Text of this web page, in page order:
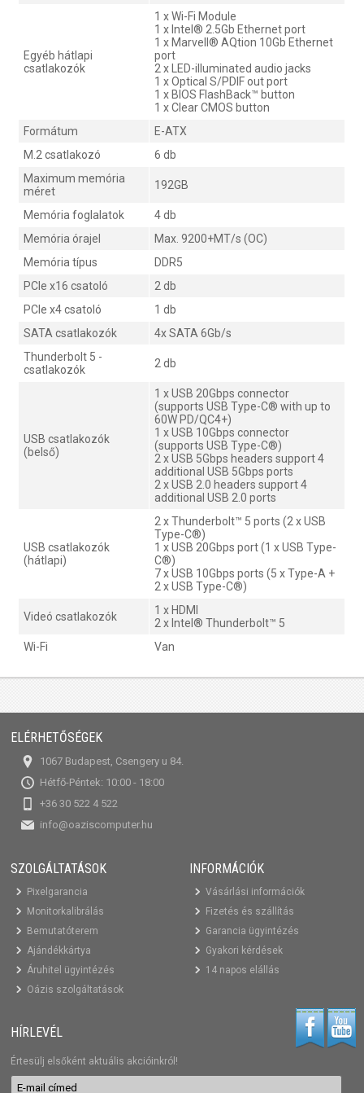
Egyéb hátlapi
csatlakozók
1 x Wi-Fi Module
1 x Intel® 2.5Gb Ethernet port
1 x Marvell® AQtion 10Gb Ethernet
port
2 x LED-illuminated audio jacks
1 x Optical S/PDIF out port
1 x BIOS FlashBack™ button
1 x Clear CMOS button
Formátum
E-ATX
M.2 csatlakozó
6 db
Maximum memória
méret
192GB
Memória foglalatok
4 db
Memória órajel
Max. 9200+MT/s (OC)
Memória típus
DDR5
PCIe x16 csatoló
2 db
PCIe x4 csatoló
1 db
SATA csatlakozók
4x SATA 6Gb/s
Thunderbolt 5 -
csatlakozók
2 db
USB csatlakozók
(belső)
1 x USB 20Gbps connector
(supports USB Type-C® with up to
60W PD/QC4+)
1 x USB 10Gbps connector
(supports USB Type-C®)
2 x USB 5Gbps headers support 4
additional USB 5Gbps ports
2 x USB 2.0 headers support 4
additional USB 2.0 ports
USB csatlakozók
(hátlapi)
2 x Thunderbolt™ 5 ports (2 x USB
Type-C®)
1 x USB 20Gbps port (1 x USB Type-
C®)
7 x USB 10Gbps ports (5 x Type-A +
2 x USB Type-C®)
Videó csatlakozók
1 x HDMI
2 x Intel® Thunderbolt™ 5
Wi-Fi
Van
ELÉRHETŐSÉGEK
1067 Budapest, Csengery u 84.
Hétfő-Péntek: 10:00 - 18:00
+36 30 522 4 522
info@oaziscomputer.hu
SZOLGÁLTATÁSOK
Pixelgarancia
Monitorkalibrálás
Bemutatóterem
Ajándékkártya
Áruhitel ügyintézés
Oázis szolgáltatások
INFORMÁCIÓK
Vásárlási információk
Fizetés és szállítás
Garancia ügyintézés
Gyakori kérdések
14 napos elállás
HÍRLEVÉL
Értesülj elsőként aktuális akcióinkról!